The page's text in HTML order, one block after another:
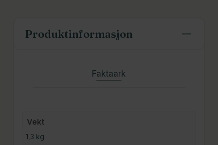
Produktinformasjon
Faktaark
Vekt
1,3 kg